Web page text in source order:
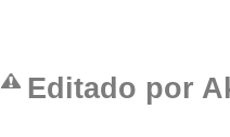
Editado por